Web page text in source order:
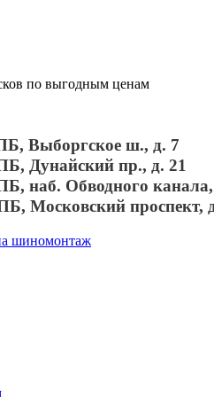
по выгодным ценам
Выборгское ш., д. 7
Дунайский пр., д. 21
наб. Обводного
Московский проспект,
шиномонтаж